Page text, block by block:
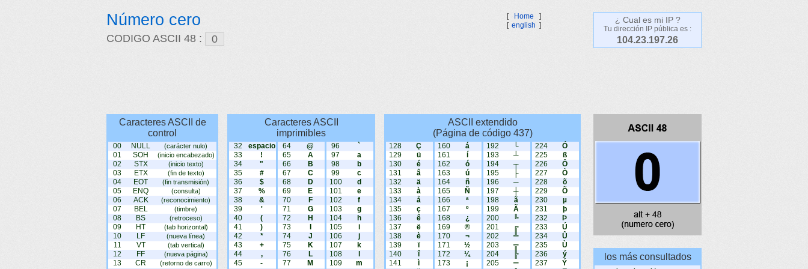
Número cero
CODIGO ASCII 48 :
[ Home
]
[ english ]
¿ Cual es mi IP ?
Tu dirección IP pública es :
104.23.197.26
Caracteres ASCII de
control
00 NULL (carácter nulo)
01 SOH (inicio encabezado)
02 STX (inicio texto)
03 ETX (fin de texto)
04 EOT (fin transmisión)
05 ENQ (consulta)
06 ACK (reconocimiento)
07 BEL (timbre)
08 BS (retroceso)
09 HT (tab horizontal)
10 LF (nueva línea)
11 VT (tab vertical)
12 FF (nueva página)
13 CR (retorno de carro)
Caracteres ASCII
imprimibles
32
espacio
33
!
34
"
35
#
36
$
37
%
38
&
39
'
40
(
41
)
42
*
43
+
44
,
45
-
64
@
65
A
66
B
67
C
68
D
69
E
70
F
71
G
72
H
73
74
J
75
K
76
L
77
M
96
`
97
a
98
b
99
c
100
d
101
e
102
f
103
g
104
h
105
i
106
j
107
k
108
109
m
ASCII extendido
(Página de código 437)
128
Ç
129
ü
130
é
131
â
132
ä
133
à
134
å
135
ç
136
ê
137
ë
138
è
139
ï
140
î
141
ì
160
á
161
í
162
ó
163
ú
164
ñ
165
Ñ
166
ª
167
º
168
¿
169
®
170
¬
171
½
172
¼
173
¡
192
└
193
┴
194
┬
195
├
196
─
197
┼
198
ã
199
Ã
200
╚
201
╔
202
╩
203
╦
204
╠
205
═
224
Ó
225
ß
226
Ô
227
Ò
228
õ
229
Õ
230
µ
231
þ
232
Þ
233
Ú
234
Û
235
Ù
236
ý
237
Ý
los más consultados